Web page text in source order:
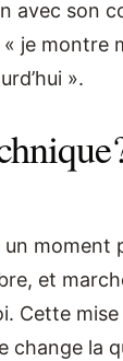
avec son
je montre
».
un moment
et
Cette
change la